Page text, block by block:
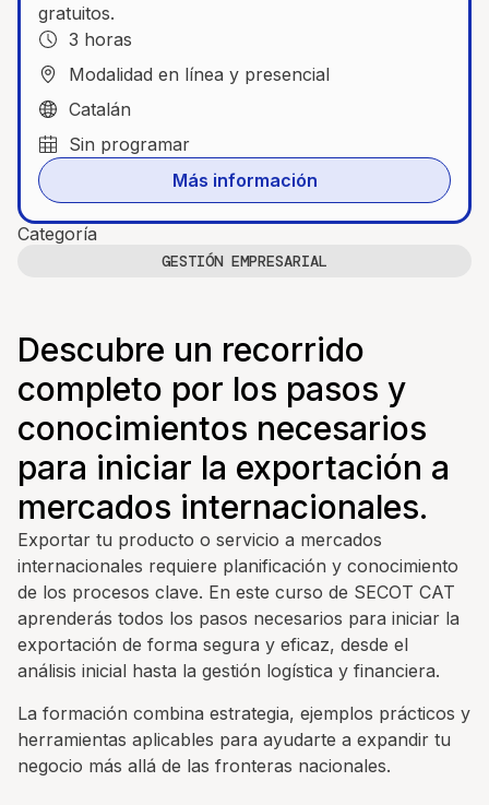
gratuitos.
3 horas
Modalidad en línea y presencial
Catalán
Sin programar
Más información
Categoría
GESTIÓN EMPRESARIAL
Descubre un recorrido
completo por los pasos y
conocimientos necesarios
para iniciar la exportación a
mercados internacionales.
Exportar tu producto o servicio a mercados
internacionales requiere planificación y conocimiento
de los procesos clave. En este curso de SECOT CAT
aprenderás todos los pasos necesarios para iniciar la
exportación de forma segura y eficaz, desde el
análisis inicial hasta la gestión logística y financiera.
La formación combina estrategia, ejemplos prácticos y
herramientas aplicables para ayudarte a expandir tu
negocio más allá de las fronteras nacionales.